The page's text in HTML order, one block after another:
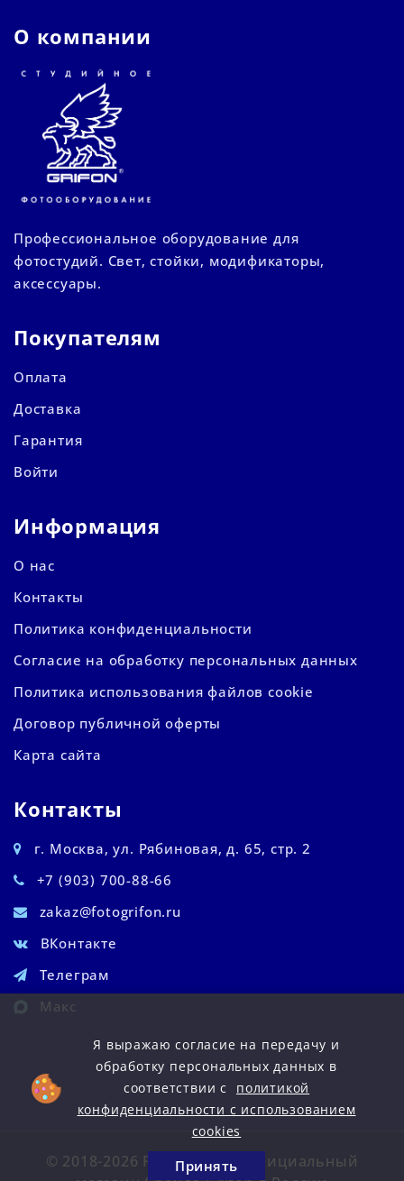
О компании
Профессиональное оборудование для
фотостудий. Свет, стойки, модификаторы,
аксессуары.
Покупателям
Оплата
Доставка
Гарантия
Войти
Информация
О нас
Контакты
Политика конфиденциальности
Согласие на обработку персональных данных
Политика использования файлов cookie
Договор публичной оферты
Карта сайта
Контакты
г. Москва, ул. Рябиновая, д. 65, стр. 2
+7 (903) 700-88-66
zakaz@fotogrifon.ru
ВКонтакте
Телеграм
Макс
Я выражаю согласие на передачу и
обработку персональных данных в
соответствии с
политикой
конфиденциальности с использованием
cookies
Принять
© 2018-2026 Fotogrifon — официальный